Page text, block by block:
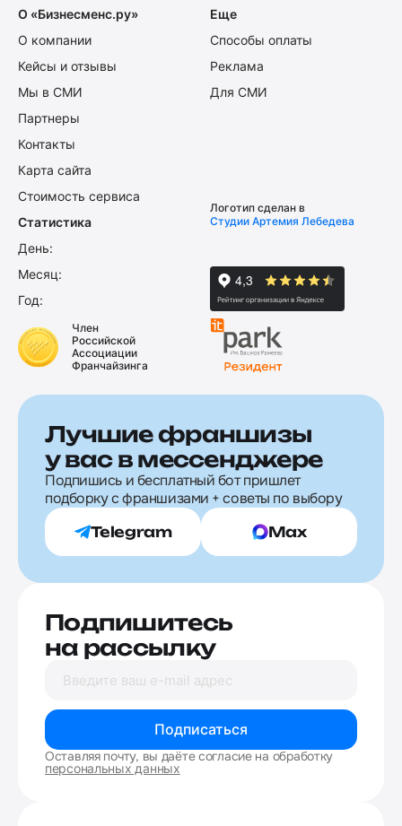
О «Бизнесменс.ру»
О компании
Кейсы и отзывы
Мы в СМИ
Партнеры
Контакты
Карта сайта
Стоимость сервиса
Еще
Способы оплаты
Реклама
Для СМИ
Статистика
День:
Месяц:
Год:
Логотип сделан в
Студии Артемия Лебедева
Член
Российской
Ассоциации
Франчайзинга
Лучшие франшизы
у вас в мессенджере
Подпишись и бесплатный бот пришлет
подборку с франшизами + советы по выбору
Telegram Max
Подпишитесь
на рассылку
Подписаться
Оставляя почту, вы даёте согласие на обработку
персональных данных